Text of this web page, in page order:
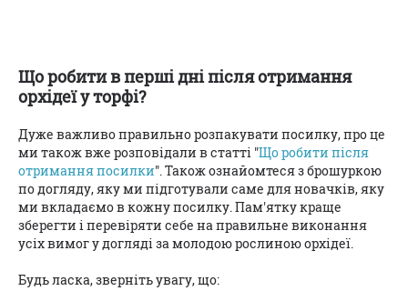
Що робити в перші дні після отримання
орхідеї у торфі?
Дуже важливо правильно розпакувати посилку, про це
ми також вже розповідали в статті "Що робити після
отримання посилки". Також ознайомтеся з брошуркою
по догляду, яку ми підготували саме для новачків, яку
ми вкладаємо в кожну посилку. Пам'ятку краще
зберегти і перевіряти себе на правильне виконання
усіх вимог у догляді за молодою рослиною орхідеї.
Будь ласка, зверніть увагу, що: